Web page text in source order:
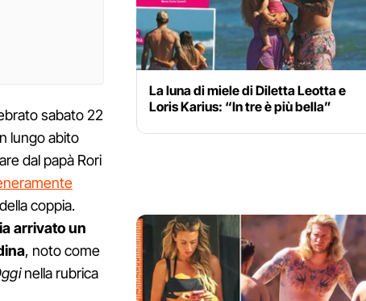
sabato 22
lungo abito
dal papà Rori
coppia.
arrivato un
, noto come
nella rubrica
La luna di miele di Diletta Leotta e
Loris Karius: “In tre è più bella”